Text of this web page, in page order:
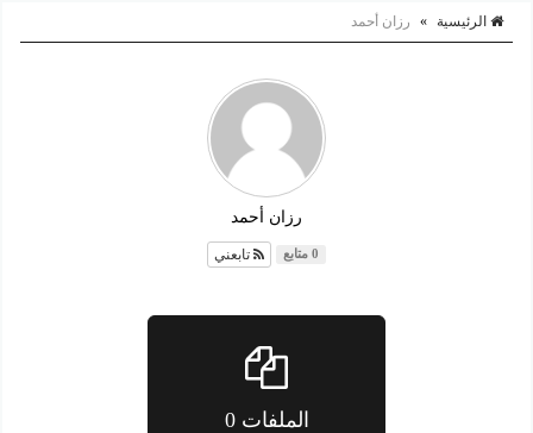
الرئيسية » رزان أحمد
رزان أحمد
0 متابع تابعني
الملفات 0